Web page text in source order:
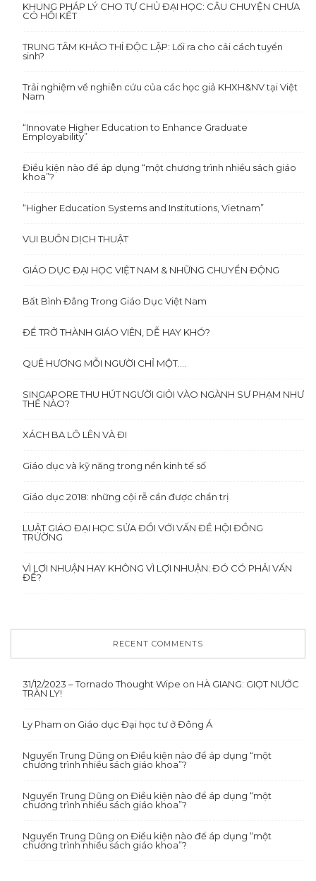
KHUNG PHÁP LÝ CHO TỰ CHỦ ĐẠI HỌC: CÂU CHUYỆN CHƯA
CÓ HỒI KẾT
TRUNG TÂM KHẢO THÍ ĐỘC LẬP: Lối ra cho cải cách tuyển
sinh?
Trải nghiệm về nghiên cứu của các học giả KHXH&NV tại Việt
Nam
“Innovate Higher Education to Enhance Graduate
Employability”
Điều kiện nào để áp dụng “một chương trình nhiều sách giáo
khoa”?
“Higher Education Systems and Institutions, Vietnam”
VUI BUỒN DỊCH THUẬT
GIÁO DỤC ĐẠI HỌC VIỆT NAM & NHỮNG CHUYỂN ĐỘNG
Bất Bình Đẳng Trong Giáo Dục Việt Nam
ĐỂ TRỞ THÀNH GIÁO VIÊN, DỄ HAY KHÓ?
QUÊ HƯƠNG MỖI NGƯỜI CHỈ MỘT….
SINGAPORE THU HÚT NGƯỜI GIỎI VÀO NGÀNH SƯ PHẠM NHƯ
THẾ NÀO?
XÁCH BA LÔ LÊN VÀ ĐI
Giáo dục và kỹ năng trong nền kinh tế số
Giáo dục 2018: những cội rễ cần được chẩn trị
LUẬT GIÁO ĐẠI HỌC SỬA ĐỔI VỚI VẤN ĐỀ HỘI ĐỒNG
TRƯỜNG
VÌ LỢI NHUẬN HAY KHÔNG VÌ LỢI NHUẬN: ĐÓ CÓ PHẢI VẤN
ĐỀ?
RECENT COMMENTS
31/12/2023 – Tornado Thought Wipe on HÀ GIANG: GIỌT NƯỚC
TRÀN LY!
Ly Pham on Giáo dục Đại học tư ở Đông Á
Nguyến Trung Dũng onĐiều kiện nào để áp dụng “một
chương trình nhiều sách giáo khoa”?
Nguyến Trung Dũng onĐiều kiện nào để áp dụng “một
chương trình nhiều sách giáo khoa”?
Nguyến Trung Dũng onĐiều kiện nào để áp dụng “một
chương trình nhiều sách giáo khoa”?